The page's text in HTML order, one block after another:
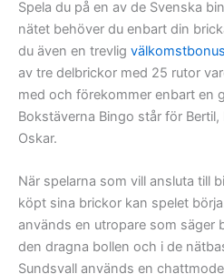
Spela du på en av de Svenska
nätet behöver du enbart din
du även en trevlig välkomstbonus
av tre delbrickor med 25 rutor
med och förekommer enbart en
Bokstäverna Bingo står för
Oskar.
När spelarna som vill ansluta till
köpt sina brickor kan spelet
används en utropare som säger
den dragna bollen och i de
Sundsvall används en